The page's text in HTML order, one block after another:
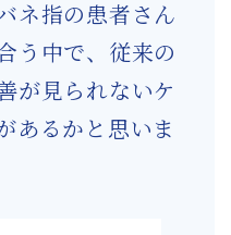
ネ指の患者さん
う中で、従来の
が見られないケ
あるかと思いま